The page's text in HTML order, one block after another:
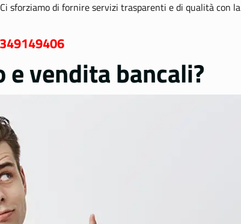
sforziamo di fornire servizi trasparenti e di qualità con la
349149406
vendita bancali?